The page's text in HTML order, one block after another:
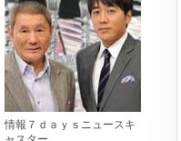
情報７ｄａｙｓニュースキ